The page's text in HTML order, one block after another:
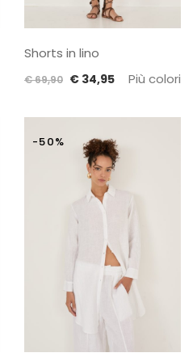
Shorts in lino
€69,90 Il
originale
€ 69,90.
€ 34,95Il
attuale
€ 34,95.
Più colori
-50%